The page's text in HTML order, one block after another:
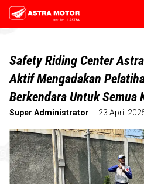
Safety Riding Center
Aktif Mengadakan
Berkendara Untuk Semua
Super Administrator 23 April